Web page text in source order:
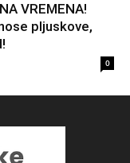
VREMENA!
pljuskove,
0